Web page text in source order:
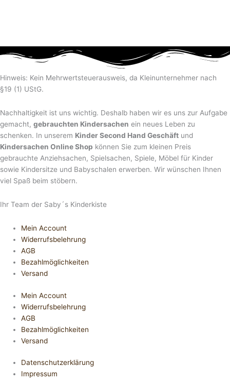
Hinweis: Kein Mehrwertsteuerausweis, da Kleinunternehmer nach
§19 (1) UStG.
Nachhaltigkeit ist uns wichtig. Deshalb haben wir es uns zur Aufgabe
gemacht, gebrauchten Kindersachen ein neues Leben zu
schenken. In unserem Kinder Second Hand Geschäft und
Kindersachen Online Shop können Sie zum kleinen Preis
gebrauchte Anziehsachen, Spiel­sachen, Spiele, Möbel für Kinder
sowie Kindersitze und Babyschalen erwerben. Wir wünschen Ihnen
viel Spaß beim stöbern.
Ihr Team der Saby´s Kinderkiste
Mein Account
Widerrufsbelehrung
AGB
Bezahlmöglichkeiten
Versand
Mein Account
Widerrufsbelehrung
AGB
Bezahlmöglichkeiten
Versand
Datenschutzerklärung
Impressum